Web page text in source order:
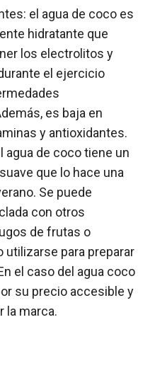
el agua de coco es
hidratante que
los electrolitos y
el ejercicio
es baja en
y antioxidantes.
agua de coco tiene un
que lo hace una
Se puede
con otros
de frutas o
para preparar
el caso del agua coco
su precio accesible y
la marca.